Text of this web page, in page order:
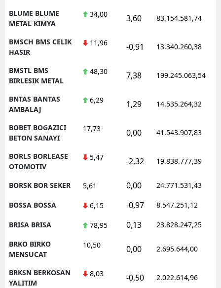
BLUME BLUME
METAL KIMYA
34,00 3,60 83.154.581,74
BMSCH BMS CELIK
HASIR
11,96 -0,91 13.340.260,38
BMSTL BMS
BIRLESIK METAL
48,30 7,38 199.245.063,54
BNTAS BANTAS
AMBALAJ
6,29 1,29 14.535.264,32
BOBET BOGAZICI
BETON SANAYI
17,73 0,00 41.543.907,83
BORLS BORLEASE
OTOMOTIV
5,47 -2,32 19.838.777,39
BORSK BOR SEKER 5,61 0,00 24.771.531,43
BOSSA BOSSA 6,15 -0,97 8.547.251,12
BRISA BRISA 78,95 0,13 23.828.247,25
BRKO BIRKO
MENSUCAT
10,50 0,00 2.695.644,00
BRKSN BERKOSAN
YALITIM
8,03 -0,50 2.022.614,96